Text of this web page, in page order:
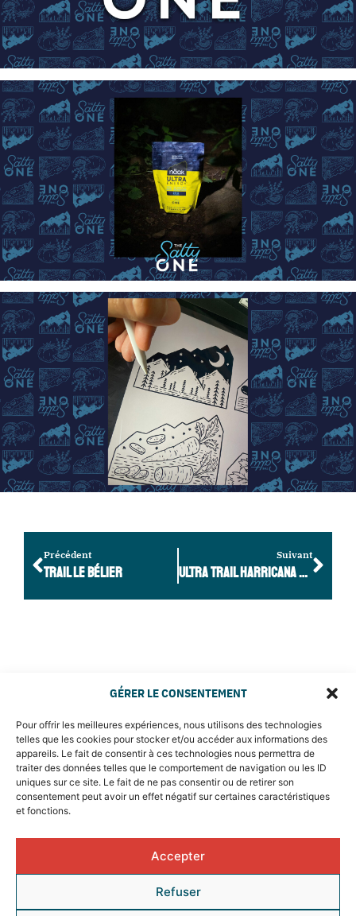
GÉRER LE CONSENTEMENT
Pour offrir les meilleures expériences, nous utilisons des technologies
telles que les cookies pour stocker et/ou accéder aux informations des
appareils. Le fait de consentir à ces technologies nous permettra de
traiter des données telles que le comportement de navigation ou les ID
uniques sur ce site. Le fait de ne pas consentir ou de retirer son
consentement peut avoir un effet négatif sur certaines caractéristiques
et fonctions.
Accepter
Refuser
Précédent
TRAIL LE BÉLIER
Suivant
ULTRA TRAIL HARRICANA CANADA
VOUS AVEZ UN PROJET DE DESIGN ?